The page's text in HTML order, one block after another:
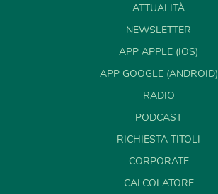
ATTUALITÀ
NEWSLETTER
APP APPLE (IOS)
APP GOOGLE (ANDROID)
RADIO
PODCAST
RICHIESTA TITOLI
CORPORATE
CALCOLATORE